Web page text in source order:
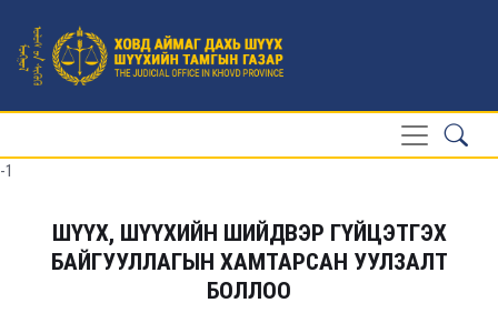
-1
ШҮҮХ, ШҮҮХИЙН ШИЙДВЭР ГҮЙЦЭТГЭХ
БАЙГУУЛЛАГЫН ХАМТАРСАН УУЛЗАЛТ
БОЛЛОО